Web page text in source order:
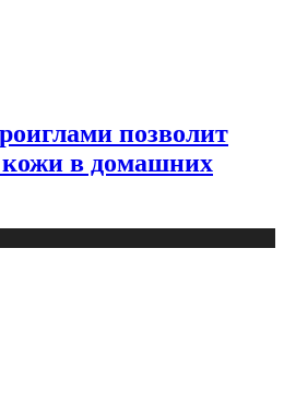
позволит
в домашних